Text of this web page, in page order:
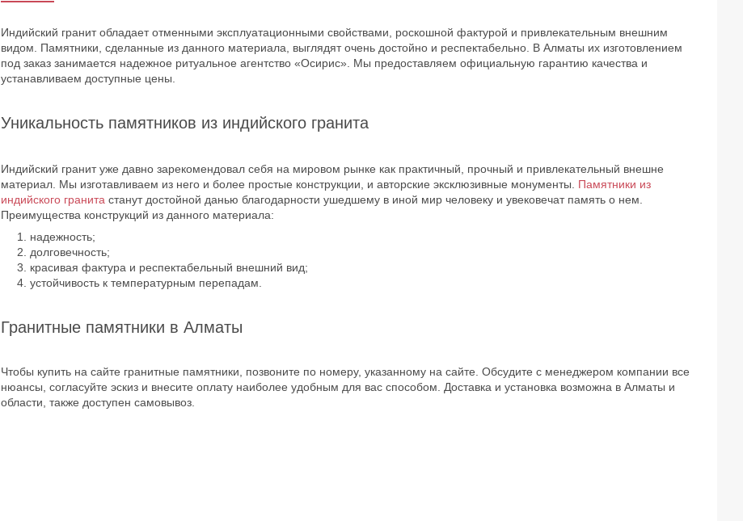
Индийский гранит обладает отменными эксплуатационными свойствами, роскошной фактурой и привлекательным внешним
видом. Памятники, сделанные из данного материала, выглядят очень достойно и респектабельно. В Алматы их изготовлением
под заказ занимается надежное ритуальное агентство «Осирис». Мы предоставляем официальную гарантию качества и
устанавливаем доступные цены.
Уникальность памятников из индийского гранита
Индийский гранит уже давно зарекомендовал себя на мировом рынке как практичный, прочный и привлекательный внешне
материал. Мы изготавливаем из него и более простые конструкции, и авторские эксклюзивные монументы. Памятники из
индийского гранита станут достойной данью благодарности ушедшему в иной мир человеку и увековечат память о нем.
Преимущества конструкций из данного материала:
надежность;
долговечность;
красивая фактура и респектабельный внешний вид;
устойчивость к температурным перепадам.
Гранитные памятники в Алматы
Чтобы купить на сайте гранитные памятники, позвоните по номеру, указанному на сайте. Обсудите с менеджером компании все
нюансы, согласуйте эскиз и внесите оплату наиболее удобным для вас способом. Доставка и установка возможна в Алматы и
области, также доступен самовывоз.